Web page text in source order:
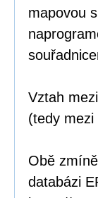
mapovou
Vztah
(tedy
Obě
databázi